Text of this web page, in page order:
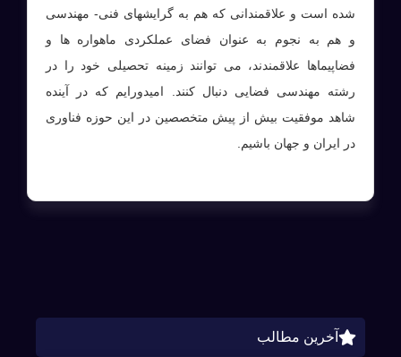
شده است و علاقمندانی که هم به گرایشهای فنی- مهندسی
و هم به نجوم به عنوان فضای عملکردی ماهواره ها و
فضاپیماها علاقمندند، می توانند زمینه تحصیلی خود را در
رشته مهندسی فضایی دنبال کنند. امیدورایم که در آینده
شاهد موفقیت بیش از پیش متخصصین در این حوزه فناوری
در ایران و جهان باشیم.
آخرین مطالب